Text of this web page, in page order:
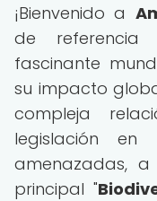
¡Bienvenido a
de
fascinante
su impacto
compleja
legislación
amenazadas,
principal "